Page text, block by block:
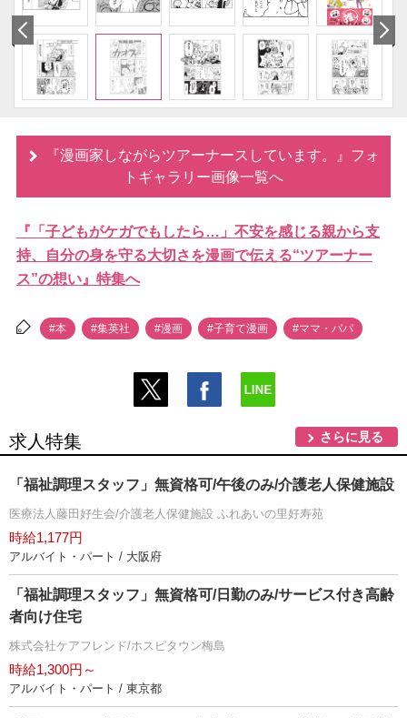
『漫画家しながらツアーナースしています。』フォ
トギャラリー画像一覧へ
『「子どもがケガでもしたら…」不安を感じる親から支
持、自分の身を守る大切さを漫画で伝える“ツアーナー
ス”の想い』特集へ
#本 #集英社 #漫画 #子育て漫画 #ママ・パパ
求人特集 さらに見る
「福祉調理スタッフ」無資格可/午後のみ/介護老人保健施設
医療法人藤田好生会/介護老人保健施設 ふれあいの里好寿苑
時給1,177円
アルバイト・パート / 大阪府
「福祉調理スタッフ」無資格可/日勤のみ/サービス付き高齢
者向け住宅
株式会社ケアフレンド/ホスピタウン梅島
時給1,300円～
アルバイト・パート / 東京都